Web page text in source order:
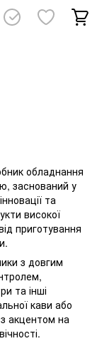
обладнання
заснований у
та
високої
приготування
з довгим
та інші
кави або
акцентом на